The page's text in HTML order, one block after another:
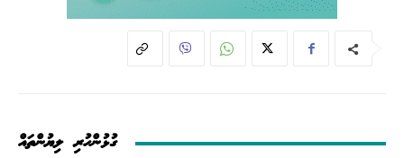
ގުޅުންހުރި ލިޔުންތައް